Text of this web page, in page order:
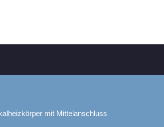
mit Mittelanschluss